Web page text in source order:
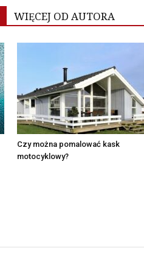
WIĘCEJ OD AUTORA
Czy można pomalować kask
motocyklowy?